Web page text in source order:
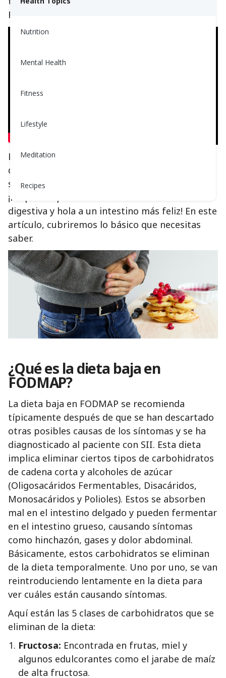
Nutrition
Mental Health
Fitness
Lifestyle
Meditation
Recipes
FODMAPs.
La dieta baja en FODMAP es un enfoque
dietético que ha demostrado aliviar los
síntomas del SII y ayudarte a sentirte mejor.
¡Prepárate para decir adiós a la incomodidad
digestiva y hola a un intestino más feliz! En este
artículo, cubriremos lo básico que necesitas
saber.
¿Qué es la dieta baja en
FODMAP?
La dieta baja en FODMAP se recomienda
típicamente después de que se han descartado
otras posibles causas de los síntomas y se ha
diagnosticado al paciente con SII. Esta dieta
implica eliminar ciertos tipos de carbohidratos
de cadena corta y alcoholes de azúcar
(Oligosacáridos Fermentables, Disacáridos,
Monosacáridos y Polioles). Estos se absorben
mal en el intestino delgado y pueden fermentar
en el intestino grueso, causando síntomas
como hinchazón, gases y dolor abdominal.
Básicamente, estos carbohidratos se eliminan
de la dieta temporalmente. Uno por uno, se van
reintroduciendo lentamente en la dieta para
ver cuáles están causando síntomas.
Aquí están las 5 clases de carbohidratos que se
eliminan de la dieta:
Fructosa: Encontrada en frutas, miel y
algunos edulcorantes como el jarabe de maíz
de alta fructosa.